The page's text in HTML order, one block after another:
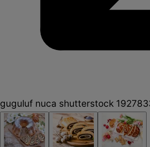
guguluf nuca shutterstock